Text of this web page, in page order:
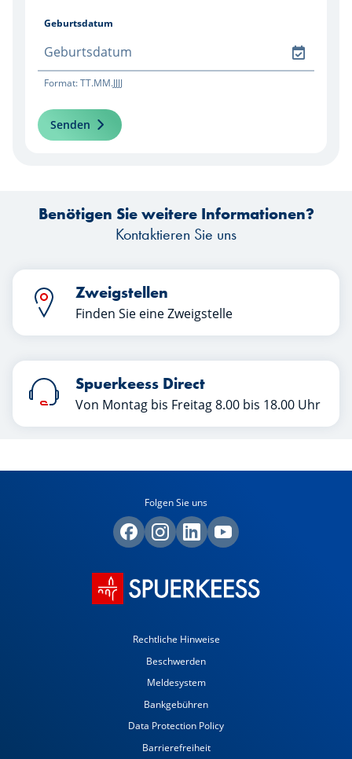
Geburtsdatum
Format: TT.MM.JJJJ
Senden
Benötigen Sie weitere Informationen?
Kontaktieren Sie uns
Zweigstellen
Finden Sie eine Zweigstelle
Spuerkeess Direct
Von Montag bis Freitag 8.00 bis 18.00 Uhr
Folgen Sie uns
Rechtliche Hinweise
Beschwerden
Meldesystem
Bankgebühren
Data Protection Policy
Barrierefreiheit